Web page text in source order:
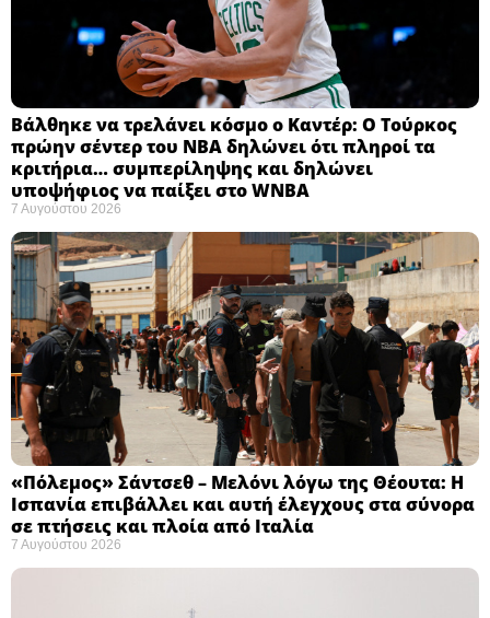
Βάλθηκε να τρελάνει κόσμο ο Καντέρ: Ο Τούρκος
πρώην σέντερ του NBA δηλώνει ότι πληροί τα
κριτήρια… συμπερίληψης και δηλώνει
υποψήφιος να παίξει στο WNBA
7 Αυγούστου 2026
«Πόλεμος» Σάντσεθ – Μελόνι λόγω της Θέουτα: Η
Ισπανία επιβάλλει και αυτή έλεγχους στα σύνορα
σε πτήσεις και πλοία από Ιταλία
7 Αυγούστου 2026